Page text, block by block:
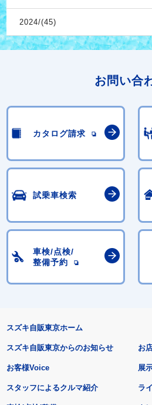
2024/(45)
お問い合
カタログ請求
試乗車検索
車検/点検/
整備予約
スズキ自販東京ホーム
スズキ自販東京からのお知らせ
お客様Voice
スタッフによるクルマ紹介
お
展
ラ